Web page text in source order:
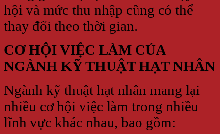
hội và mức thu nhập cũng có thể
thay đổi theo thời gian.
CƠ HỘI VIỆC LÀM CỦA
NGÀNH KỸ THUẬT HẠT NHÂN
Ngành kỹ thuật hạt nhân mang lại
nhiều cơ hội việc làm trong nhiều
lĩnh vực khác nhau, bao gồm: